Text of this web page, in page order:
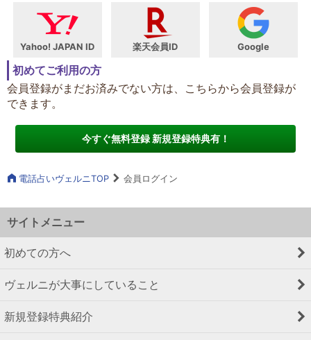
Yahoo! JAPAN ID 楽天会員ID Google
初めてご利用の方
会員登録がまだお済みでない方は、こちらから会員登録が
できます。
今すぐ無料登録 新規登録特典有！
電話占いヴェルニTOP 会員ログイン
サイトメニュー
初めての方へ
ヴェルニが大事にしていること
新規登録特典紹介